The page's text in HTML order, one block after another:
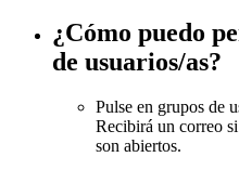
¿Cómo puedo
de usuarios/as?
Pulse en grupos de
Recibirá un correo
son abiertos.